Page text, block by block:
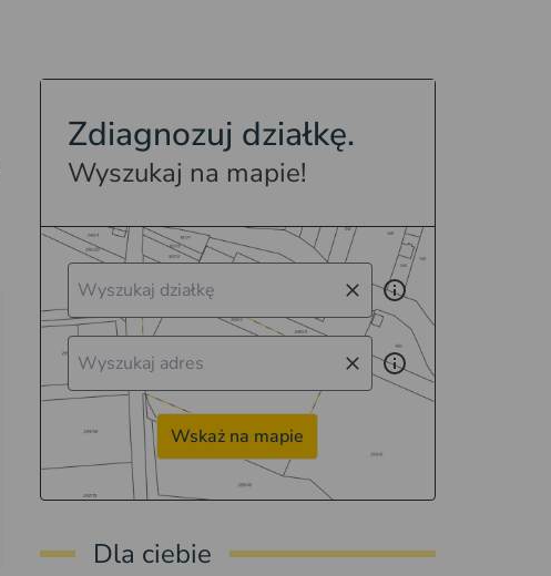
Zdiagnozuj działkę.
Wyszukaj na mapie!
Wskaż na mapie
Dla ciebie